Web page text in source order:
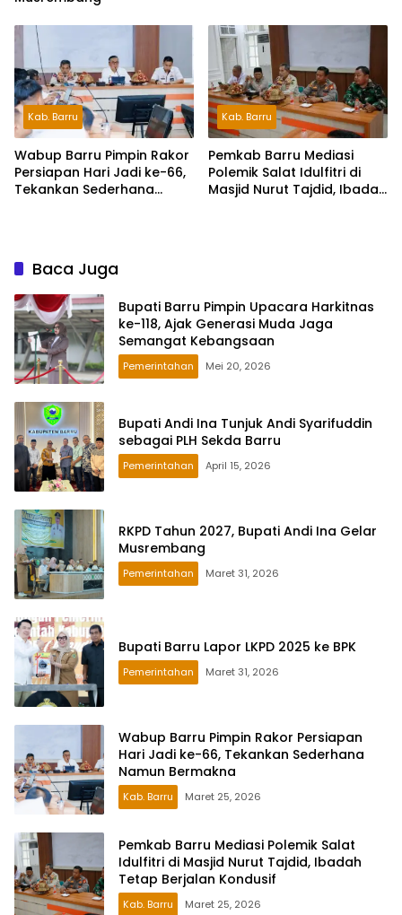
Kab. Barru
Wabup Barru Pimpin Rakor
Persiapan Hari Jadi ke-66,
Tekankan Sederhana
Kab. Barru
Pemkab Barru Mediasi
Polemik Salat Idulfitri di
Masjid Nurut Tajdid, Ibadah
Baca Juga
Bupati Barru Pimpin Upacara Harkitnas
ke-118, Ajak Generasi Muda Jaga
Semangat Kebangsaan
Pemerintahan Mei 20, 2026
Bupati Andi Ina Tunjuk Andi Syarifuddin
sebagai PLH Sekda Barru
Pemerintahan April 15, 2026
RKPD Tahun 2027, Bupati Andi Ina Gelar
Musrembang
Pemerintahan Maret 31, 2026
Bupati Barru Lapor LKPD 2025 ke BPK
Pemerintahan Maret 31, 2026
Wabup Barru Pimpin Rakor Persiapan
Hari Jadi ke-66, Tekankan Sederhana
Namun Bermakna
Kab. Barru Maret 25, 2026
Pemkab Barru Mediasi Polemik Salat
Idulfitri di Masjid Nurut Tajdid, Ibadah
Tetap Berjalan Kondusif
Kab. Barru Maret 25, 2026